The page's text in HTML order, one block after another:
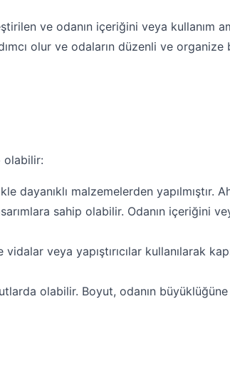
ve odanın içeriğini veya
olur ve odaların düzenli ve organize
olabilir:
dayanıklı malzemelerden
sahip olabilir. Odanın içeriğini
veya yapıştırıcılar kullanılarak
olabilir. Boyut, odanın büyüklüğüne